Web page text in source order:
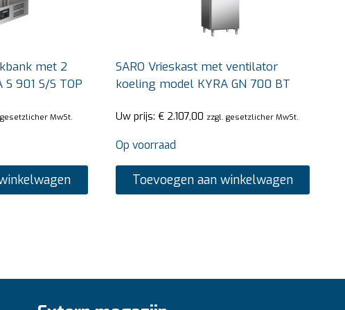
met 2
901 S/S TOP
MwSt.
SARO Vrieskast met ventilator
koeling model KYRA GN 700 BT
Uw prijs: €2.107,00 zzgl. gesetzlicher MwSt.
Op voorraad
Toevoegen aan winkelwagen